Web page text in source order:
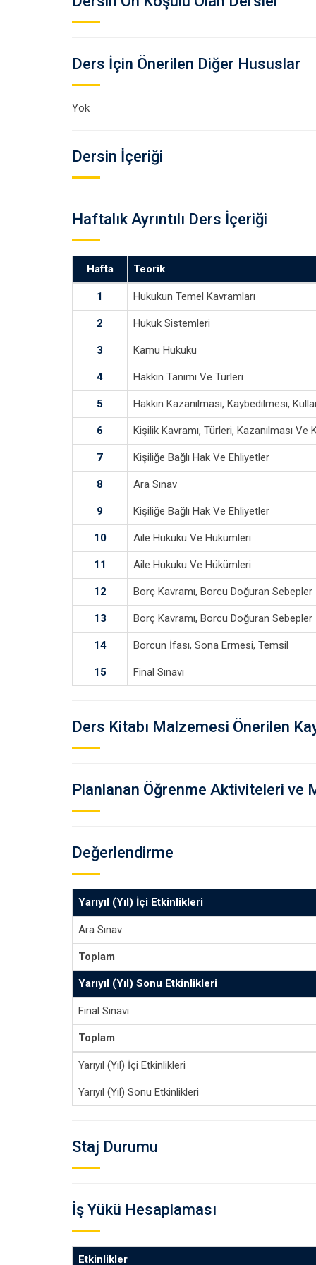
Ders İçin Önerilen Diğer Hususlar
Yok
Dersin İçeriği
Haftalık Ayrıntılı Ders İçeriği
Hafta Teorik
1 Hukukun Temel Kavramları
2 Hukuk Sistemleri
3 Kamu Hukuku
4 Hakkın Tanımı Ve Türleri
5 Hakkın Kazanılması, Kaybedilmesi,
6 Kişilik Kavramı, Türleri, Kazanılması Ve
7 Kişiliğe Bağlı Hak Ve Ehliyetler
8 Ara Sınav
9 Kişiliğe Bağlı Hak Ve Ehliyetler
10 Aile Hukuku Ve Hükümleri
11 Aile Hukuku Ve Hükümleri
12 Borç Kavramı, Borcu Doğuran Sebepler
13 Borç Kavramı, Borcu Doğuran Sebepler
14 Borcun İfası, Sona Ermesi, Temsil
15 Final Sınavı
Ders Kitabı Malzemesi Önerilen
Planlanan Öğrenme Aktiviteleri ve
Değerlendirme
Yarıyıl (Yıl) İçi Etkinlikleri
Ara Sınav
Toplam
Yarıyıl (Yıl) Sonu Etkinlikleri
Final Sınavı
Toplam
Yarıyıl (Yıl) İçi Etkinlikleri
Yarıyıl (Yıl) Sonu Etkinlikleri
Staj Durumu
İş Yükü Hesaplaması
Etkinlikler